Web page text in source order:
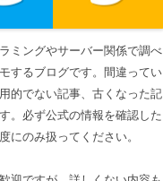
ミングやサーバー関係で調べ
するブログです。間違ってい
的でない記事、古くなった記
。必ず公式の情報を確認した
にのみ扱ってください。